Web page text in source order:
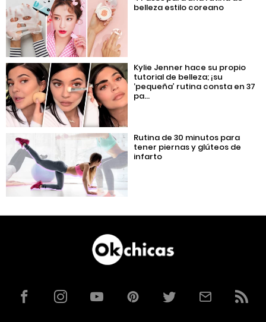
belleza estilo coreano
Kylie Jenner hace su propio
tutorial de belleza; ¡su
‘pequeña’ rutina consta en 37
pa...
Rutina de 30 minutos para
tener piernas y glúteos de
infarto
FacebookInstagramYouTubePinterestTwitterCorreoRSS